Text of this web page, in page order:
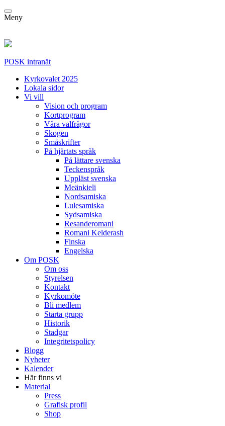
Meny
POSK intranät
Kyrkovalet 2025
Lokala sidor
Vi vill
Vision och program
Kortprogram
Våra valfrågor
Skogen
Småskrifter
På hjärtats språk
På lättare svenska
Teckenspråk
Uppläst svenska
Meänkieli
Nordsamiska
Lulesamiska
Sydsamiska
Resanderomani
Romani Kelderash
Finska
Engelska
Om POSK
Om oss
Styrelsen
Kontakt
Kyrkomöte
Bli medlem
Starta grupp
Historik
Stadgar
Integritetspolicy
Blogg
Nyheter
Kalender
Här finns vi
Material
Press
Grafisk profil
Shop